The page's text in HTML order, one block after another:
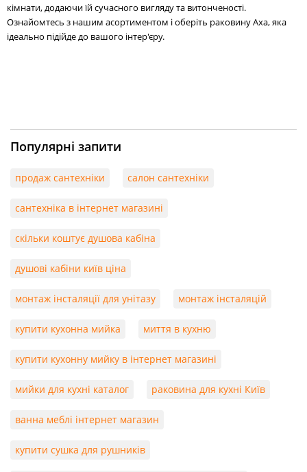
кімнати, додаючи їй сучасного вигляду та витонченості.
Ознайомтесь з нашим асортиментом і оберіть раковину Axa, яка
ідеально підійде до вашого інтер'єру.
Популярні запити
продаж сантехніки салон сантехніки
сантехніка в інтернет магазині
скільки коштує душова кабіна
душові кабіни київ ціна
монтаж інсталяції для унітазу монтаж інсталяцій
купити кухонна мийка миття в кухню
купити кухонну мийку в інтернет магазині
мийки для кухні каталог раковина для кухні Київ
ванна меблі інтернет магазин
купити сушка для рушників